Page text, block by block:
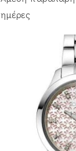
ημέρες